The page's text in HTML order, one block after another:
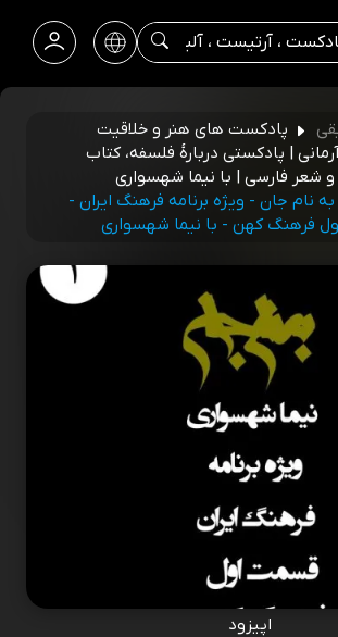
پادکست های هنر و خلاقیت
| پادکستی دربارۀ فلسفه، کتاب
شعر فارسی | با نیما شهسواری
نام جان - ویژه برنامه فرهنگ ایران -
فرهنگ کهن - با نیما شهسواری
اپیزود